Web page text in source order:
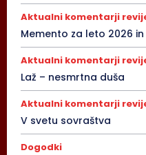
Aktualni komentarji
Memento za leto 2026 in
Aktualni komentarji
Laž – nesmrtna duša
Aktualni komentarji
V svetu sovraštva
Dogodki